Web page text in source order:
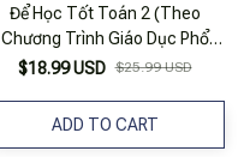
Để Học Tốt Toán 2 (Theo
Chương Trình Giáo Dục Phổ
Thông Mới)
$18.99 USD $25.99 USD
ADD TO CART